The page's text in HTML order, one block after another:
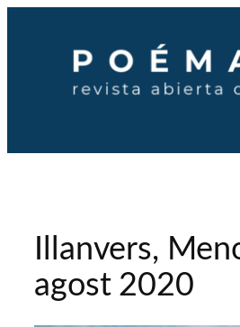
contenido
Illanvers,
agost 2020